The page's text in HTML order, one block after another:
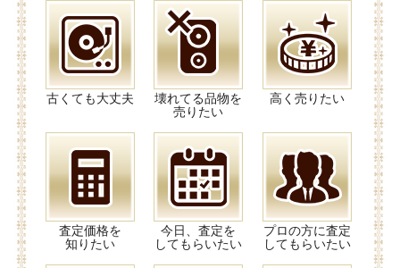
古くても大丈夫
壊れてる品物を
売りたい
高く売りたい
査定価格を
知りたい
今日、査定を
してもらいたい
プロの方に査定
してもらいたい